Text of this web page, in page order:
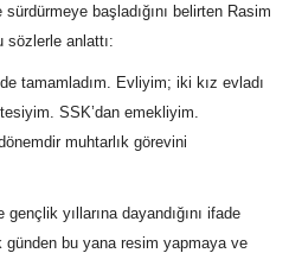
başladığını belirten Rasim
sözlerle anlattı:
tamamladım. Evliyim; iki kız evladı
SSK’dan emekliyim.
muhtarlık görevini
yıllarına dayandığını ifade
günden bu yana resim yapmaya ve